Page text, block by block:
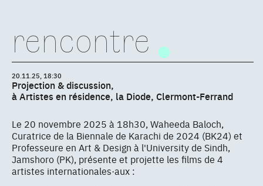
rencontre
20.11.25, 18:30
Projection & discussion,
à Artistes en résidence, la Diode, Clermont-Ferrand
Le 20 novembre 2025 à 18h30, Waheeda Baloch,
Curatrice de la Biennale de Karachi de 2024 (BK24) et
Professeure en Art & Design à l'University de Sindh,
Jamshoro (PK), présente et projette les films de 4
artistes internationales·aux :